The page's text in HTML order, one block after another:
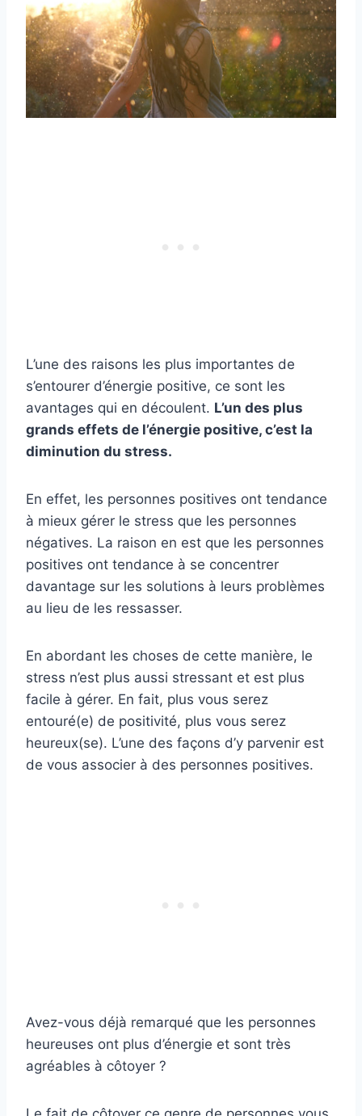
L’une des raisons les plus importantes de
s’entourer d’énergie positive, ce sont les
avantages qui en découlent. L’un des plus
grands effets de l’énergie positive, c’est la
diminution du stress.
En effet, les personnes positives ont tendance
à mieux gérer le stress que les personnes
négatives. La raison en est que les personnes
positives ont tendance à se concentrer
davantage sur les solutions à leurs problèmes
au lieu de les ressasser.
En abordant les choses de cette manière, le
stress n’est plus aussi stressant et est plus
facile à gérer. En fait, plus vous serez
entouré(e) de positivité, plus vous serez
heureux(se). L’une des façons d’y parvenir est
de vous associer à des personnes positives.
Avez-vous déjà remarqué que les personnes
heureuses ont plus d’énergie et sont très
agréables à côtoyer ?